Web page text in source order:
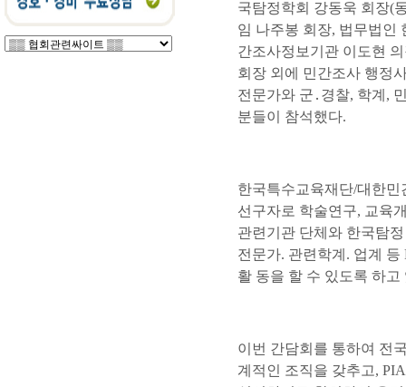
국탐정학회 강동욱 회장(
임 나주봉 회장, 법무법인
간조사정보기관 이도현
회장 외에 민간조사 행정
전문가와 군․경찰, 학계,
분들이 참석했다.
한국특수교육재단/대한
선구자로 학술연구, 교육
관련기관 단체와 한국탐
전문가. 관련학계. 업계
활 동을 할 수 있도록 하고
이번 간담회를 통하여 전
계적인 조직을 갖추고,